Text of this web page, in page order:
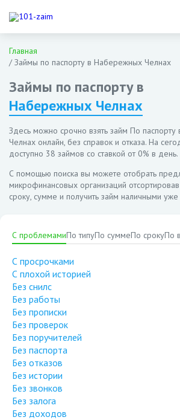
Главная
/Займы по паспорту в Набережных Челнах
Займы по паспорту в
Набережных Челнах
Здесь можно срочно взять займ По
Челнах онлайн, без справок и отказа. На
доступно 38 займов со ставкой от 0% в день.
С помощью поиска вы можете отобрать
микрофинансовых организаций
сроку, сумме и получить займ наличными
С проблемамиПо типуПо суммеПо срокуПо
С просрочками
С плохой историей
Без снилс
Без работы
Без прописки
Без проверок
Без поручителей
Без паспорта
Без отказов
Без истории
Без звонков
Без залога
Без доходов